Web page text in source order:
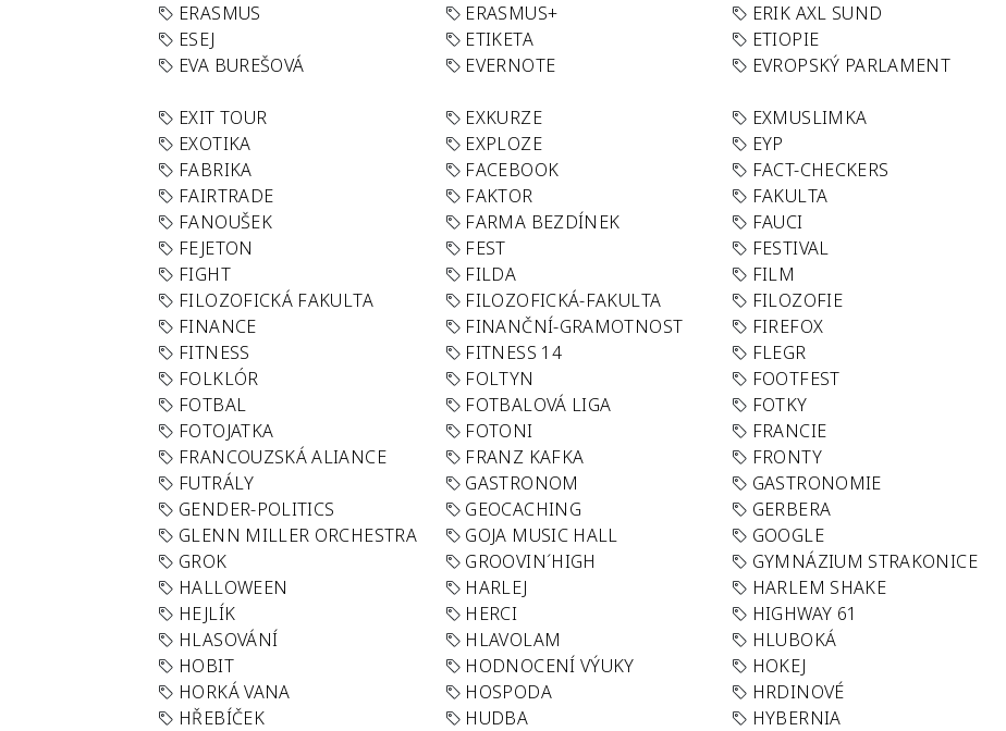
ERASMUS
ERASMUS+ ERIK AXL SUND
ESEJ
ETIKETA ETIOPIE
EVA BUREŠOVÁ
EVERNOTE EVROPSKÝ PARLAMENT
EXIT TOUR
EXKURZE EXMUSLIMKA
EXOTIKA
EXPLOZE EYP
FABRIKA
FACEBOOK FACT-CHECKERS
FAIRTRADE
FAKTOR FAKULTA
FANOUŠEK
FARMA BEZDÍNEK FAUCI
FEJETON
FEST FESTIVAL
FIGHT
FILDA FILM
FILOZOFICKÁ FAKULTA
FILOZOFICKÁ-FAKULTA FILOZOFIE
FINANCE
FINANČNÍ-GRAMOTNOST FIREFOX
FITNESS
FITNESS 14 FLEGR
FOLKLÓR
FOLTYN FOOTFEST
FOTBAL
FOTBALOVÁ LIGA FOTKY
FOTOJATKA
FOTONI FRANCIE
FRANCOUZSKÁ ALIANCE
FRANZ KAFKA FRONTY
FUTRÁLY
GASTRONOM GASTRONOMIE
GENDER-POLITICS
GEOCACHING GERBERA
GLENN MILLER ORCHESTRA
GOJA MUSIC HALL GOOGLE
GROK
GROOVIN´HIGH GYMNÁZIUM STRAKONICE
HALLOWEEN
HARLEJ HARLEM SHAKE
HEJLÍK
HERCI HIGHWAY 61
HLASOVÁNÍ
HLAVOLAM HLUBOKÁ
HOBIT
HODNOCENÍ VÝUKY HOKEJ
HORKÁ VANA
HOSPODA HRDINOVÉ
HŘEBÍČEK
HUDBA HYBERNIA